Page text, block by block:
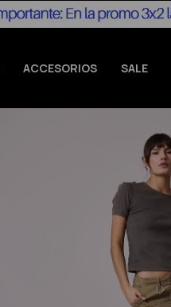
ACCESORIOS SALE